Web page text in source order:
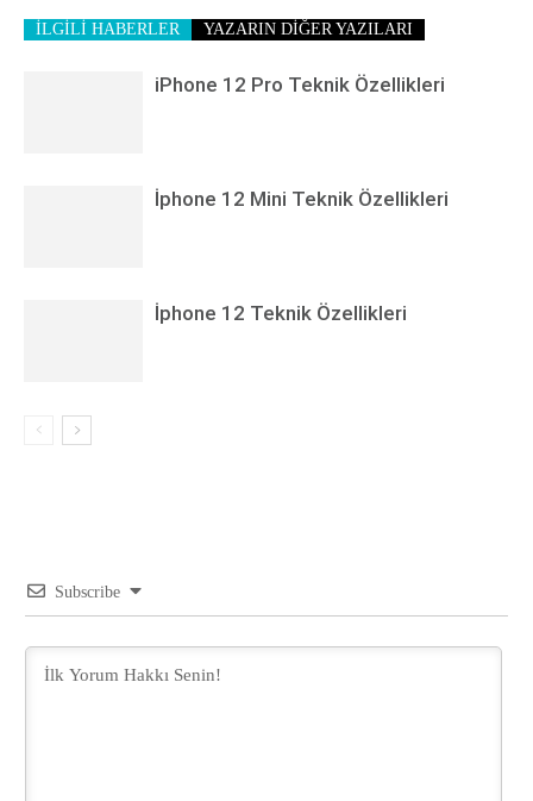
İLGİLİ HABERLER YAZARIN DİĞER YAZILARI
iPhone 12 Pro Teknik Özellikleri
İphone 12 Mini Teknik Özellikleri
İphone 12 Teknik Özellikleri
Subscribe